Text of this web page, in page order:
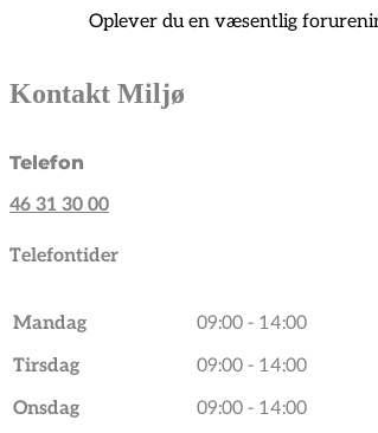
Oplever du en væsentlig
Kontakt Miljø
Telefon
46 31 30 00
Telefontider
Mandag
09:00 - 14:00
Tirsdag
09:00 - 14:00
Onsdag
09:00 - 14:00